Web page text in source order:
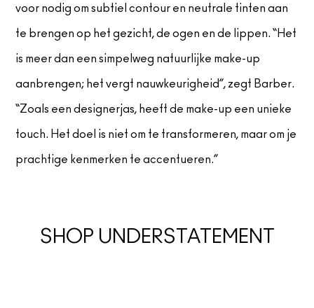
voor nodig om subtiel contour en neutrale tinten aan
te brengen op het gezicht, de ogen en de lippen. “Het
is meer dan een simpelweg natuurlijke make-up
aanbrengen; het vergt nauwkeurigheid”, zegt Barber.
“Zoals een designerjas, heeft de make-up een unieke
touch. Het doel is niet om te transformeren, maar om je
prachtige kenmerken te accentueren.”
SHOP UNDERSTATEMENT